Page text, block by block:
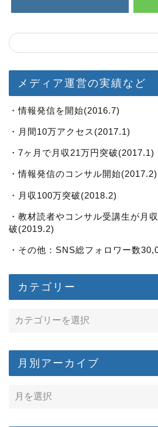
メディア運営の実績など
・情報発信を開始(2016.7)
・月間10万アクセス(2017.1)
・7ヶ月で月収21万円突破(2017.1)
・情報発信のコンサル開始(2017.2)
・月収100万突破(2018.2)
・教材読者やコンサル受講生が月
破(2019.2)
・その他：SNS総フォロワー数
カテゴリー
月別アーカイブ